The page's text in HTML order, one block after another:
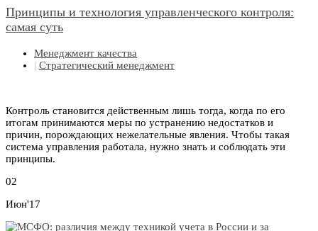
Принципы и технология управленческого контроля:
самая суть
Менеджмент качества
| Стратегический менеджмент
Контроль становится действенным лишь тогда, когда по его
итогам принимаются меры по устранению недостатков и
причин, порождающих нежелательные явления. Чтобы такая
система управления работала, нужно знать и соблюдать эти
принципы.
02
Июн'17